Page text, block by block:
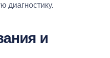
диагностику.
и